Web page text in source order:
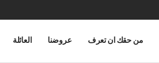
من حقك ان تعرف عروضنا العائلة